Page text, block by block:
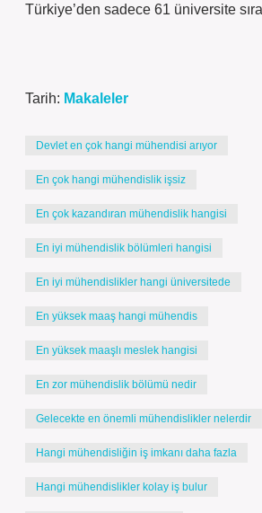
Türkiye’den sadece 61 üniversite
Tarih: Makaleler
Devlet en çok hangi mühendisi arıyor
En çok hangi mühendislik işsiz
En çok kazandıran mühendislik hangisi
En iyi mühendislik bölümleri hangisi
En iyi mühendislikler hangi üniversitede
En yüksek maaş hangi mühendis
En yüksek maaşlı meslek hangisi
En zor mühendislik bölümü nedir
Gelecekte en önemli mühendislikler nelerdir
Hangi mühendisliğin iş imkanı daha fazla
Hangi mühendislikler kolay iş bulur